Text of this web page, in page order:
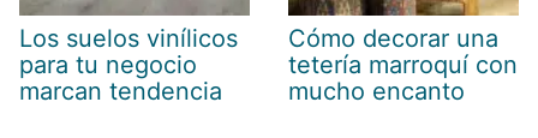
Los suelos vinílicos
para tu negocio
marcan tendencia
Cómo decorar una
tetería marroquí con
mucho encanto